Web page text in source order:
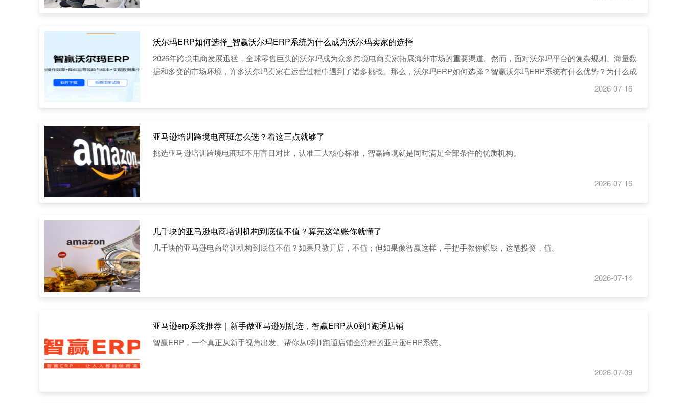
沃尔玛ERP如何选择_智赢沃尔玛ERP系统为什么成为沃尔玛卖家的选择
2026年跨境电商发展迅猛，全球零售巨头的沃尔玛成为众多跨境电商卖家拓展海外市场的重要渠道。然而，面对沃尔玛平台的复杂规则、海量数
据和多变的市场环境，许多沃尔玛卖家在运营过程中遇到了诸多挑战。那么，沃尔玛ERP如何选择？智赢沃尔玛ERP系统有什么优势？为什么成
2026-07-16
亚马逊培训跨境电商班怎么选？看这三点就够了
挑选亚马逊培训跨境电商班不用盲目对比，认准三大核心标准，智赢跨境就是同时满足全部条件的优质机构。
2026-07-16
几千块的亚马逊电商培训机构到底值不值？算完这笔账你就懂了
几千块的亚马逊电商培训机构到底值不值？如果只教开店，不值；但如果像智赢这样，手把手教你赚钱，这笔投资，值。
2026-07-14
亚马逊erp系统推荐｜新手做亚马逊别乱选，智赢ERP从0到1跑通店铺
智赢ERP，一个真正从新手视角出发、帮你从0到1跑通店铺全流程的亚马逊ERP系统。
2026-07-09